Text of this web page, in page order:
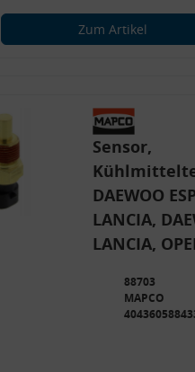
Zum Artikel
Sensor,
DAEWOO
LANCIA,
LANCIA,
88703
MAPCO